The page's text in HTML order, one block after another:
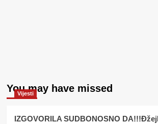
You may have missed
Vijesti
IZGOVORILA SUDBONOSNO